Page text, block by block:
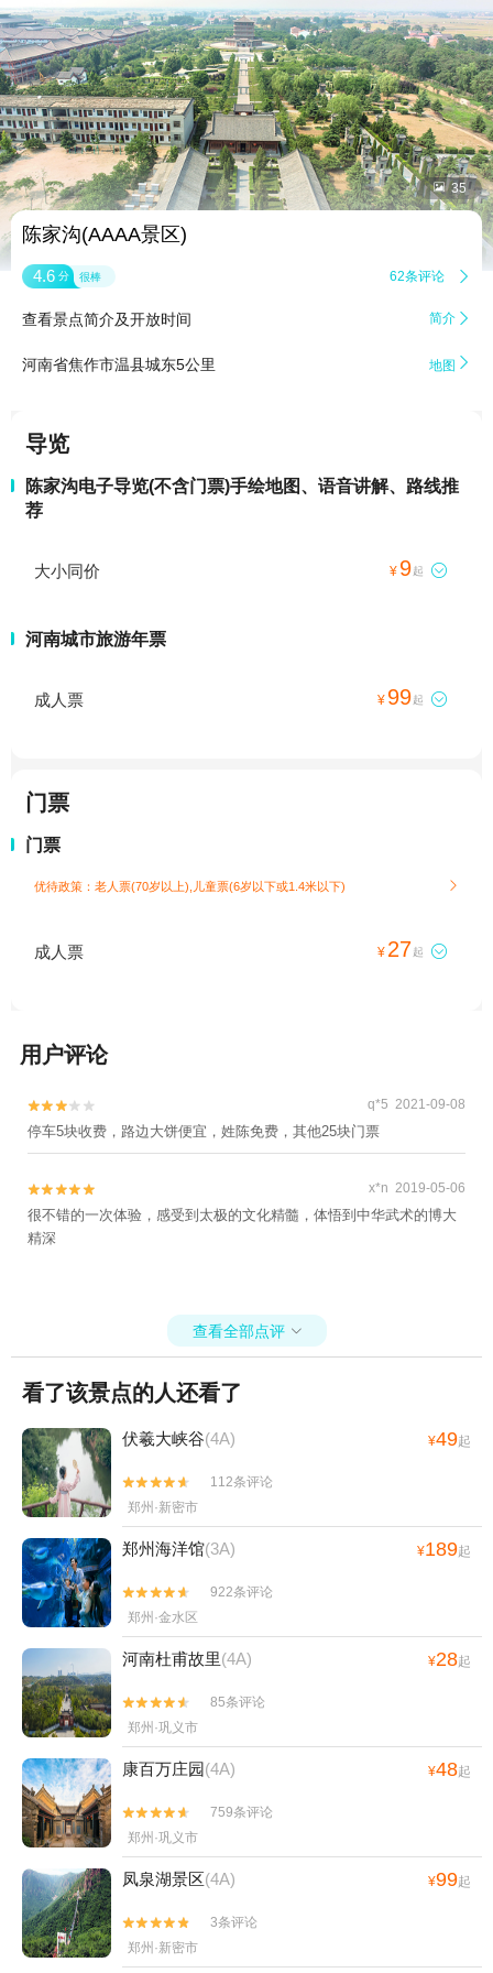
 35
陈家沟(AAAA景区)
4.6 分 很棒 62条评论 
查看景点简介及开放时间 简介 
河南省焦作市温县城东5公里 地图 
导览
陈家沟电子导览(不含门票)手绘地图、语音讲解、路线推
荐
大小同价 ¥ 9起 
河南城市旅游年票
成人票 ¥ 99起 
门票
门票
优待政策：老人票(70岁以上),儿童票(6岁以下或1.4米以下) 
成人票 ¥ 27起 
用户评论

 q*5 2021-09-08
停车5块收费，路边大饼便宜，姓陈免费，其他25块门票

 x*n 2019-05-06
很不错的一次体验，感受到太极的文化精髓，体悟到中华武术的博大
精深
查看全部点评 
看了该景点的人还看了
伏羲大峡谷(4A) ¥49起


112条评论
郑州·新密市
郑州海洋馆(3A) ¥189起


922条评论
郑州·金水区
河南杜甫故里(4A) ¥28起


85条评论
郑州·巩义市
康百万庄园(4A) ¥48起


759条评论
郑州·巩义市
凤泉湖景区(4A) ¥99起


3条评论
郑州·新密市
